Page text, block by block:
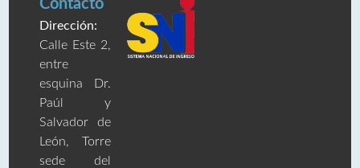
Contacto
Dirección:
Calle Este 2,
entre
esquina Dr.
Paúl y
Salvador de
León, Torre
sede del